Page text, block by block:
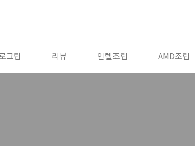
그팁 리뷰 인텔조립 AMD조립